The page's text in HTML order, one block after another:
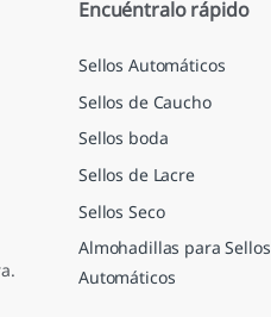
Encuéntralo rápido
Sellos Automáticos
Sellos de Caucho
Sellos boda
Sellos de Lacre
Sellos Seco
Almohadillas para Sellos
Automáticos